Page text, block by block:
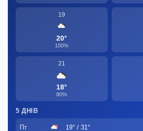
19
20°
100%
21
18°
80%
5 ДНІВ
Пт 19° / 31°